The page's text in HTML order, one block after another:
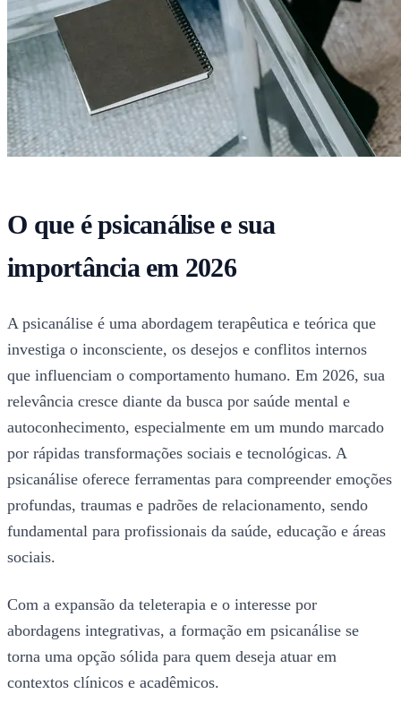
O que é psicanálise e sua
importância em 2026
A psicanálise é uma abordagem terapêutica e teórica que
investiga o inconsciente, os desejos e conflitos internos
que influenciam o comportamento humano. Em 2026, sua
relevância cresce diante da busca por saúde mental e
autoconhecimento, especialmente em um mundo marcado
por rápidas transformações sociais e tecnológicas. A
psicanálise oferece ferramentas para compreender emoções
profundas, traumas e padrões de relacionamento, sendo
fundamental para profissionais da saúde, educação e áreas
sociais.
Com a expansão da teleterapia e o interesse por
abordagens integrativas, a formação em psicanálise se
torna uma opção sólida para quem deseja atuar em
contextos clínicos e acadêmicos.